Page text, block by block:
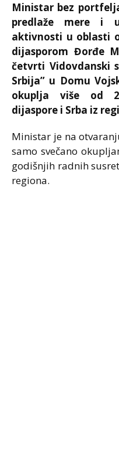
Ministar bez
predlaže mere i
aktivnosti u oblasti
dijasporom Đorđe
četvrti Vidovdanski
Srbija” u Domu
okuplja više od
dijaspore i Srba iz
Ministar je na
samo svečano
godišnjih radnih
regiona.